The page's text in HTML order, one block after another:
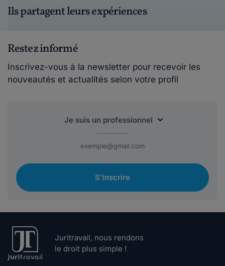
Ils partagent leurs expériences
Restez informé
Inscrivez-vous à la newsletter pour recevoir les
nouveautés et actualités selon votre profil
S'inscrire
Juritravail, nous rendons
le droit plus simple !